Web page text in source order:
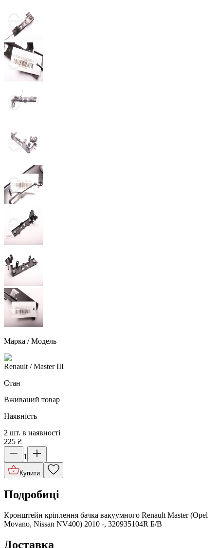
Марка / Модель
Renault / Master III
Стан
Вживаний товар
Наявність
2 шт. в наявності
225 ₴
1
Купити
Подробиці
Кронштейн кріплення бачка вакуумного Renault Master (Opel
Movano, Nissan NV400) 2010 -, 320935104R Б/В
Доставка